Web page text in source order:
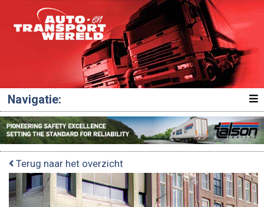
Navigatie:
Terug naar het overzicht